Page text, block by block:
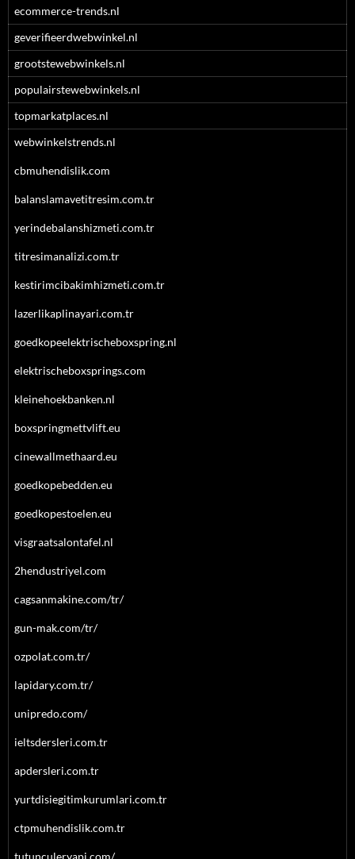
ecommerce-trends.nl
geverifieerdwebwinkel.nl
grootstewebwinkels.nl
populairstewebwinkels.nl
topmarkatplaces.nl
webwinkelstrends.nl
cbmuhendislik.com
balanslamavetitresim.com.tr
yerindebalanshizmeti.com.tr
titresimanalizi.com.tr
kestirimcibakimhizmeti.com.tr
lazerlikaplinayari.com.tr
goedkopeelektrischeboxspring.nl
elektrischeboxsprings.com
kleinehoekbanken.nl
boxspringmettvlift.eu
cinewallmethaard.eu
goedkopebedden.eu
goedkopestoelen.eu
visgraatsalontafel.nl
2hendustriyel.com
cagsanmakine.com/tr/
gun-mak.com/tr/
ozpolat.com.tr/
lapidary.com.tr/
unipredo.com/
ieltsdersleri.com.tr
apdersleri.com.tr
yurtdisiegitimkurumlari.com.tr
ctpmuhendislik.com.tr
tutunculeryapi.com/